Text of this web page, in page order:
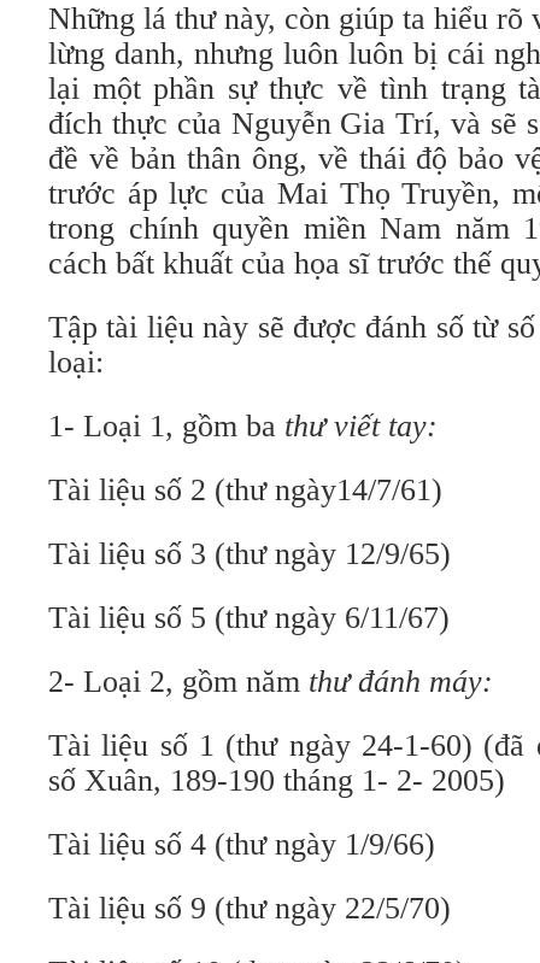
Những lá thư này, còn giúp ta hiểu rõ
lừng danh, nhưng luôn luôn bị cái
lại một phần sự thực về tình trạng
đích thực của Nguyễn Gia Trí, và sẽ
đề về bản thân ông, về thái độ bảo
trước áp lực của Mai Thọ Truyền,
trong chính quyền miền Nam năm
cách bất khuất của họa sĩ trước thế
Tập tài liệu này sẽ được đánh số từ
loại:
1- Loại 1, gồm ba thư viết tay:
Tài liệu số 2 (thư ngày14/7/61)
Tài liệu số 3 (thư ngày 12/9/65)
Tài liệu số 5 (thư ngày 6/11/67)
2- Loại 2, gồm năm thư đánh máy:
Tài liệu số 1 (thư ngày 24-1-60) (đã
số Xuân, 189-190 tháng 1- 2- 2005)
Tài liệu số 4 (thư ngày 1/9/66)
Tài liệu số 9 (thư ngày 22/5/70)